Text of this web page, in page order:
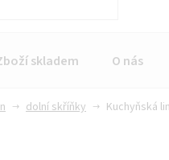
skladem O nás
dolní skříňky
Kuchyňská